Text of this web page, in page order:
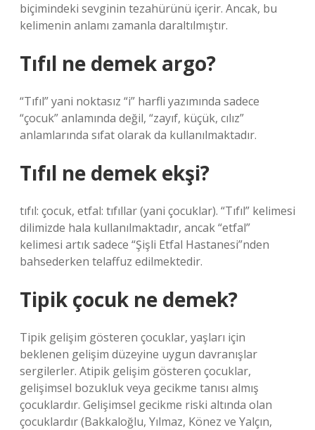
biçimindeki sevginin tezahürünü içerir. Ancak, bu
kelimenin anlamı zamanla daraltılmıştır.
Tıfıl ne demek argo?
“Tıfıl” yani noktasız “i” harfli yazımında sadece
“çocuk” anlamında değil, “zayıf, küçük, cılız”
anlamlarında sıfat olarak da kullanılmaktadır.
Tıfıl ne demek ekşi?
tıfıl: çocuk, etfal: tıfıllar (yani çocuklar). “Tıfıl” kelimesi
dilimizde hala kullanılmaktadır, ancak “etfal”
kelimesi artık sadece “Şişli Etfal Hastanesi”nden
bahsederken telaffuz edilmektedir.
Tipik çocuk ne demek?
Tipik gelişim gösteren çocuklar, yaşları için
beklenen gelişim düzeyine uygun davranışlar
sergilerler. Atipik gelişim gösteren çocuklar,
gelişimsel bozukluk veya gecikme tanısı almış
çocuklardır. Gelişimsel gecikme riski altında olan
çocuklardır (Bakkaloğlu, Yılmaz, Könez ve Yalçın,